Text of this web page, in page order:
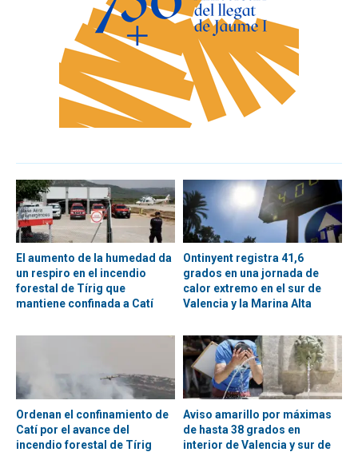
El aumento de la humedad da
un respiro en el incendio
forestal de Tírig que
mantiene confinada a Catí
Ontinyent registra 41,6
grados en una jornada de
calor extremo en el sur de
Valencia y la Marina Alta
Ordenan el confinamiento de
Catí por el avance del
incendio forestal de Tírig
Aviso amarillo por máximas
de hasta 38 grados en
interior de Valencia y sur de